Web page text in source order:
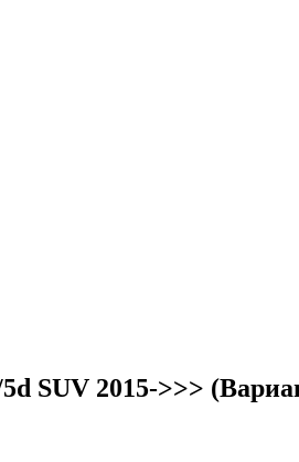
SUV 2015->>>